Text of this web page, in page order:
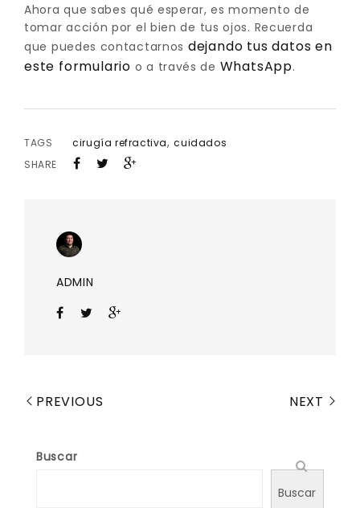
Ahora que sabes qué esperar, es momento de
tomar acción por el bien de tus ojos. Recuerda
que puedes contactarnos dejando tus datos en
este formulario o a través de WhatsApp.
TAGS cirugía refractiva,cuidados
SHARE
ADMIN
PREVIOUS NEXT
Buscar
Buscar